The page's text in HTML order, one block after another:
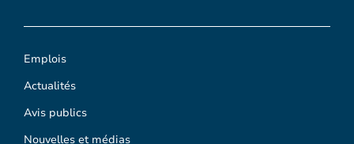
Emplois
Actualités
Avis publics
Nouvelles et médias